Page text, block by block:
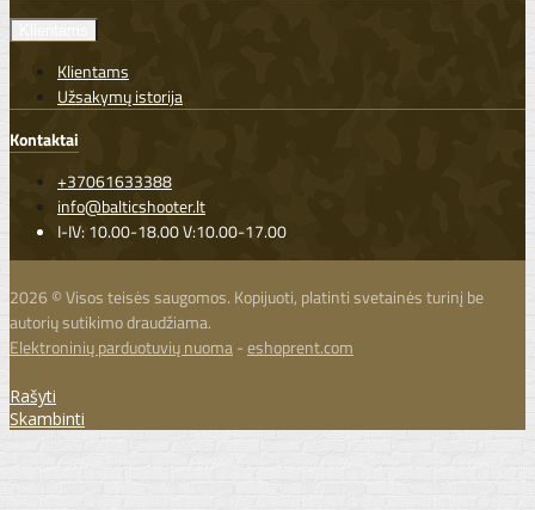
Klientams
Užsakymų istorija
Kontaktai
+37061633388
info@balticshooter.lt
I-IV: 10.00-18.00 V:10.00-17.00
2026 © Visos teisės saugomos. Kopijuoti, platinti svetainės turinį be
autorių sutikimo draudžiama.
Elektroninių parduotuvių nuoma-eshoprent.com
Rašyti
Skambinti